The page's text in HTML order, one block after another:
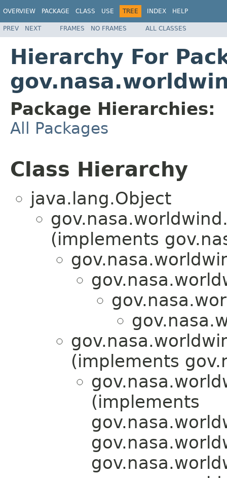
OVERVIEW PACKAGE CLASS USE TREE INDEX HELP
PREV NEXT FRAMES NO FRAMES ALL CLASSES
Hierarchy For
Package Hierarchies:
All Packages
Class Hierarchy
java.lang.Object
(implements
(implements
(implements